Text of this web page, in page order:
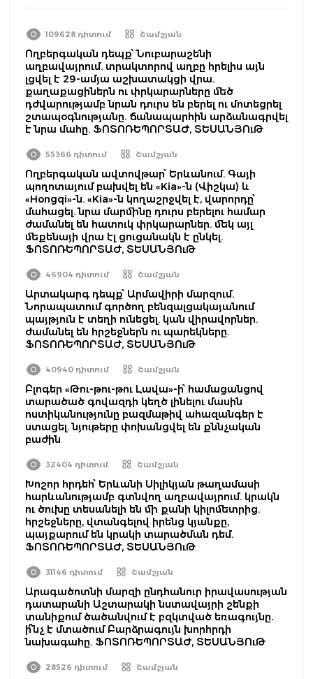
109628 դիտում Շամշյան
Ողբերգական դեպք՝ Նուբարաշենի
աղբավայրում. տրակտորով աղբը հրելիս այն
լցվել է 29-ամյա աշխատակցի վրա.
քաղաքացիներն ու փրկարարները մեծ
դժվարությամբ նրան դուրս են բերել ու մոտեցրել
շտապօգնությանը. ճանապարհին արձանագրվել
է նրա մահը. ՖՈՏՈՌԵՊՈՐՏԱԺ, ՏԵՍԱՆՅՈւԹ
55366 դիտում Շամշյան
Ողբերգական ավտովթար՝ Երևանում. Գայի
պողոտայում բախվել են «Kia»-ն (Վիշկա) և
«Hongqi»-ն. «Kia»-ն կողաշրջվել է, վարորդը՝
մահացել. նրա մարմինը դուրս բերելու համար
ժամանել են հատուկ փրկարարներ. մեկ այլ
մեքենայի վրա էլ ցուցանակն է ընկել.
ՖՈՏՈՌԵՊՈՐՏԱԺ, ՏԵՍԱՆՅՈւԹ
46904 դիտում Շամշյան
Արտակարգ դեպք՝ Արմավիրի մարզում.
Նորապատում գործող բենզալցակայանում
պայթյուն է տեղի ունեցել. կան վիրավորներ.
ժամանել են հրշեջներն ու պարեկները.
ՖՈՏՈՌԵՊՈՐՏԱԺ, ՏԵՍԱՆՅՈւԹ
40940 դիտում Շամշյան
Բլոգեր «Թու-թու-թու Լավա»-ի՝ համացանցով
տարածած գովազդի կեղծ լինելու մասին
ոստիկանությունը բազմաթիվ ահազանգեր է
ստացել. նյութերը փոխանցվել են քննչական
բաժին
32404 դիտում Շամշյան
Խոշոր հրդեհ՝ Երևանի Սիլիկյան թաղամասի
հարևանությամբ գտնվող աղբավայրում. կրակն
ու ծուխը տեսանելի են մի քանի կիլոմետրից.
հրշեջները, վտանգելով իրենց կյանքը,
պայքարում են կրակի տարածման դեմ.
ՖՈՏՈՌԵՊՈՐՏԱԺ, ՏԵՍԱՆՅՈւԹ
31146 դիտում Շամշյան
Արագածոտնի մարզի ընդհանուր իրավասության
դատարանի Աշտարակի նստավայրի շենքի
տանիքում ծածանվում է բզկտված եռագույնը․
ի՞նչ է մտածում Բարձրագույն խորհրդի
նախագահը. ՖՈՏՈՌԵՊՈՐՏԱԺ, ՏԵՍԱՆՅՈւԹ
28526 դիտում Շամշյան